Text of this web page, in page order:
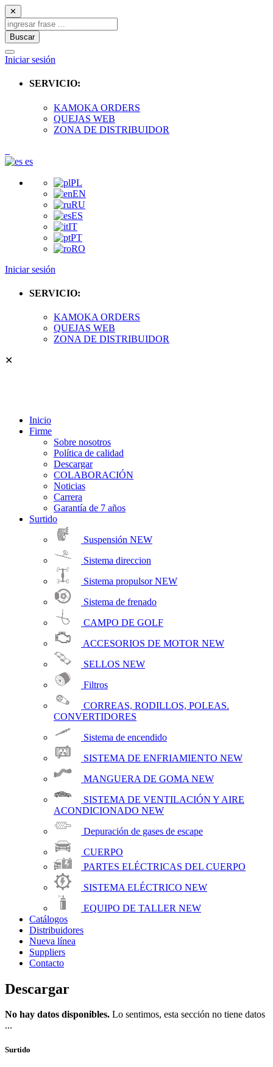
✕
Buscar
Iniciar sesión
SERVICIO:
KAMOKA ORDERS
QUEJAS WEB
ZONA DE DISTRIBUIDOR
es
PL
EN
RU
ES
IT
PT
RO
Iniciar sesión
SERVICIO:
KAMOKA ORDERS
QUEJAS WEB
ZONA DE DISTRIBUIDOR
✕
Inicio
Firme
Sobre nosotros
Política de calidad
Descargar
COLABORACIÓN
Noticias
Carrera
Garantía de 7 años
Surtido
Suspensión NEW
Sistema direccion
Sistema propulsorNEW
Sistema de frenado
CAMPO DE GOLF
ACCESORIOS DE MOTOR NEW
SELLOS NEW
Filtros
CORREAS, RODILLOS, POLEAS.
CONVERTIDORES
Sistema de encendido
SISTEMA DE ENFRIAMIENTO NEW
MANGUERA DE GOMA NEW
SISTEMA DE VENTILACIÓN Y AIRE
ACONDICIONADO NEW
Depuración de gases de escape
CUERPO
PARTES ELÉCTRICAS DEL CUERPO
SISTEMA ELÉCTRICO NEW
EQUIPO DE TALLER NEW
Catálogos
Distribuidores
Nueva línea
Suppliers
Contacto
Descargar
No hay datos disponibles. Lo sentimos, esta sección no tiene datos
...
Surtido